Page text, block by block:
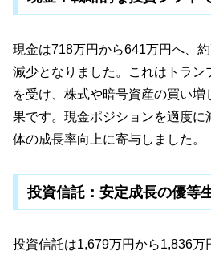
現金は718万円から641万円へ、
減少となりました。これはトラン
を受け、株式や暗号資産の買い
果です。現金ポジションを適度に
体の成長率向上に寄与しました。
投資信託：安定成長の優等
投資信託は1,679万円から1,836万